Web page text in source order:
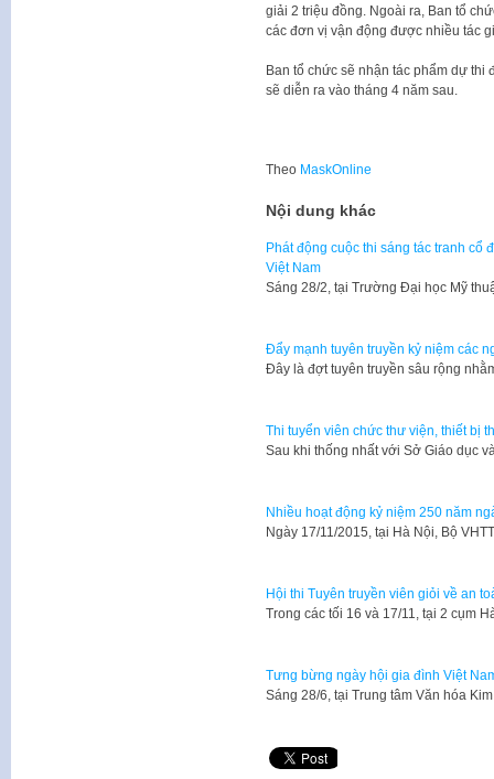
giải 2 triệu đồng. Ngoài ra, Ban tổ
các đơn vị vận động được nhiều tác
Ban tổ chức sẽ nhận tác phẩm dự thi
sẽ diễn ra vào tháng 4 năm sau.
Theo MaskOnline
Nội dung khác
Phát động cuộc thi sáng tác tranh cổ
Việt Nam
Sáng 28/2, tại Trường Đại học Mỹ
Đẩy mạnh tuyên truyền kỷ niệm các
Đây là đợt tuyên truyền sâu rộng
Thi tuyển viên chức thư viện, thiết bị
​Sau khi thống nhất với Sở Giáo dục
Nhiều hoạt động kỷ niệm 250 năm
Ngày 17/11/2015, tại Hà Nội, Bộ
Hội thi Tuyên truyền viên giỏi về an
Trong các tối 16 và 17/11, tại 2 cụm
Tưng bừng ngày hội gia đình Việt
Sáng 28/6, tại Trung tâm Văn hóa